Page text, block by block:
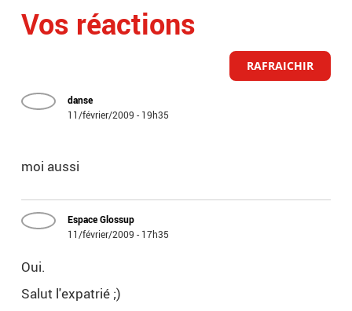
Vos réactions
RAFRAICHIR
danse
11/février/2009 - 19h35
moi aussi
Espace Glossup
11/février/2009 - 17h35
Oui.
Salut l'expatrié ;)